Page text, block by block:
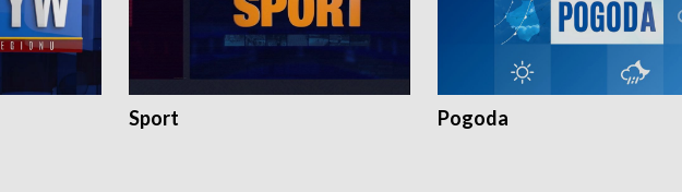
Sport Pogoda